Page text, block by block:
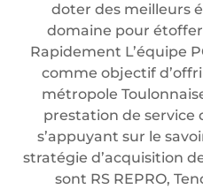
doter des meilleurs
domaine pour
Rapidement L’équipe
comme objectif
métropole
prestation de service
s’appuyant sur le
stratégie d’acquisition
sont RS REPRO,